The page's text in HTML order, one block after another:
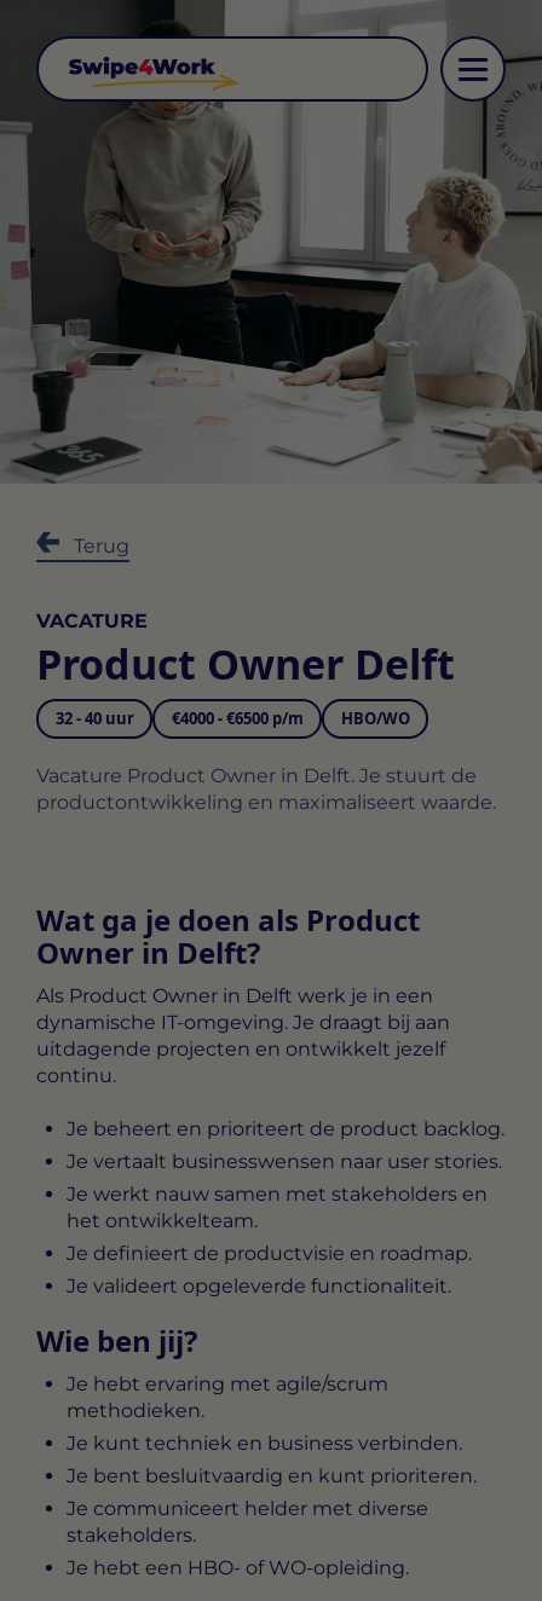
Terug
VACATURE
Product Owner Delft
32 - 40 uur €4000 - €6500 p/m HBO/WO
Vacature Product Owner in Delft. Je stuurt de
productontwikkeling en maximaliseert waarde.
Wat ga je doen als Product
Owner in Delft?
Als Product Owner in Delft werk je in een
dynamische IT-omgeving. Je draagt bij aan
uitdagende projecten en ontwikkelt jezelf
continu.
Je beheert en prioriteert de product backlog.
Je vertaalt businesswensen naar user stories.
Je werkt nauw samen met stakeholders en
het ontwikkelteam.
Je definieert de productvisie en roadmap.
Je valideert opgeleverde functionaliteit.
Wie ben jij?
Je hebt ervaring met agile/scrum
methodieken.
Je kunt techniek en business verbinden.
Je bent besluitvaardig en kunt prioriteren.
Je communiceert helder met diverse
stakeholders.
Je hebt een HBO- of WO-opleiding.